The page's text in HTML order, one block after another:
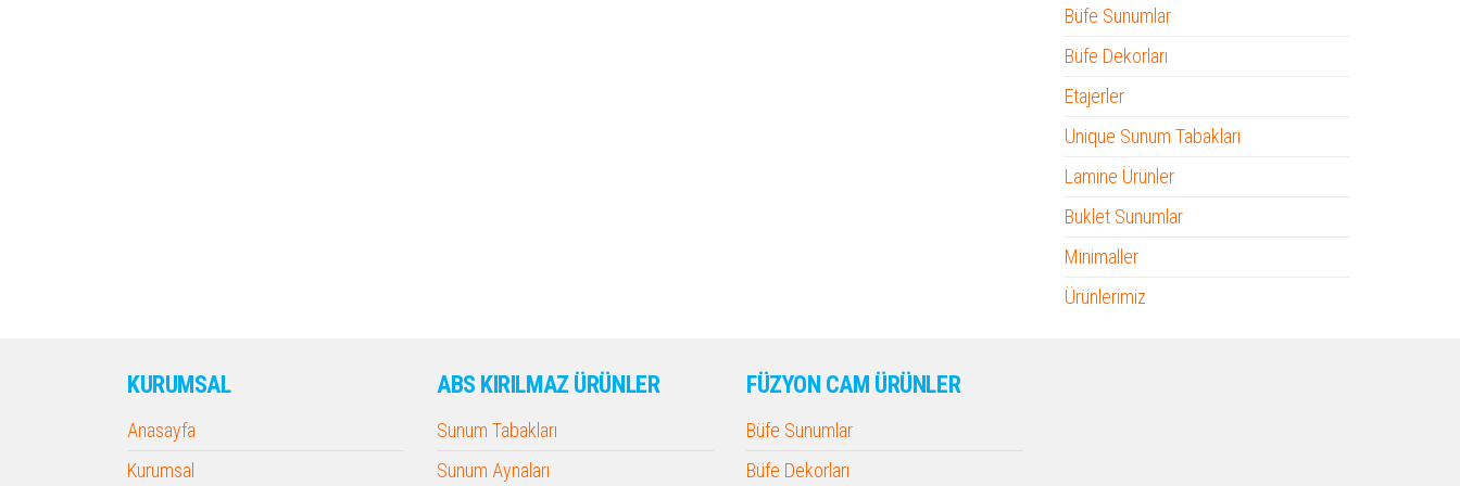
Büfe Sunumlar
Büfe Dekorları
Etajerler
Unique Sunum Tabakları
Lamine Ürünler
Buklet Sunumlar
Minimaller
Ürünlerimiz
KURUMSAL
Anasayfa
Kurumsal
ABS KIRILMAZ ÜRÜNLER
Sunum Tabakları
Sunum Aynaları
FÜZYON CAM ÜRÜNLER
Büfe Sunumlar
Büfe Dekorları